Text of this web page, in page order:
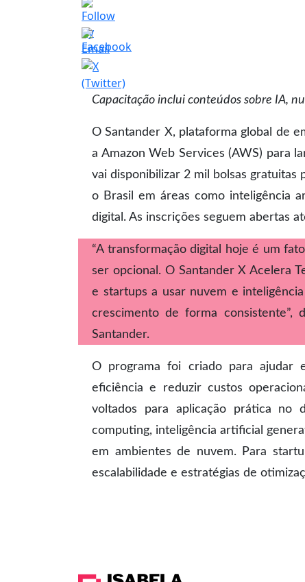
Capacitação inclui conteúdos sobre IA,
O Santander X, plataforma global de
a Amazon Web Services (AWS) para
vai disponibilizar 2 mil bolsas gratuitas
o Brasil em áreas como inteligência
digital. As inscrições seguem abertas
“A transformação digital hoje é um
ser opcional. O Santander X Acelera
e startups a usar nuvem e
crescimento de forma consistente”,
Santander.
O programa foi criado para ajudar
eficiência e reduzir custos
voltados para aplicação prática no
computing, inteligência artificial
em ambientes de nuvem. Para
escalabilidade e estratégias de